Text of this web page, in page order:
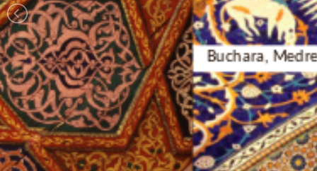
Buchara, Medresse Nodir Divan-Begi